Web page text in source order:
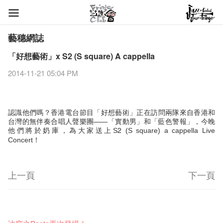
藝穗網誌
「好想藝術」x S2 (S square) A cappella
2014-11-21 05:04 PM
認識他們嗎？香港電台節目「好想藝術」正在訪問兩隊來自香港和
台灣的無伴奏合唱人聲樂團——「實動男」和「藍色警報」，今晚
他們將於奶庫，為大家送上S2 (S square) a cappella Live
Concert ！
上一頁 下一頁
01-11-2017
24-07-2017
24-01-2017
「百變素食」- Colette's 自助素食午餐
山外山開幕！
藝穗會—星期日的好去處!